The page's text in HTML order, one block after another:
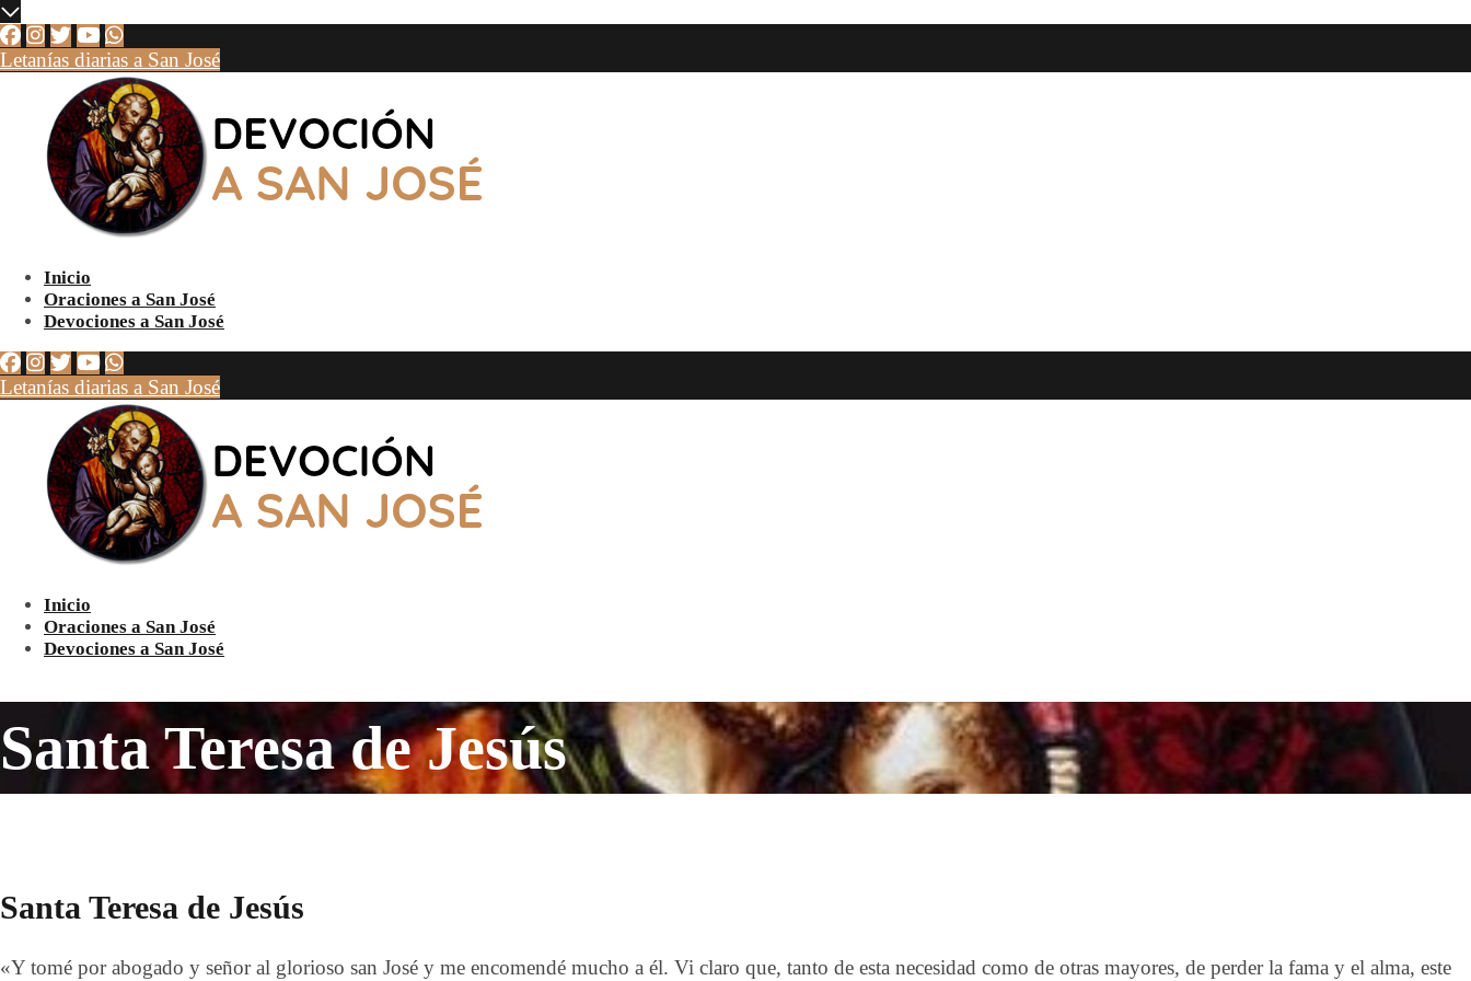
Letanías diarias a San José
Inicio
Oraciones a San José
Devociones a San José
Letanías diarias a San José
Inicio
Oraciones a San José
Devociones a San José
Santa Teresa de Jesús
Santa Teresa de Jesús
«Y tomé por abogado y señor al glorioso san José y me encomendé mucho a él. Vi claro que, tanto de esta necesidad como de otras mayores, de perder la fama y el alma, este